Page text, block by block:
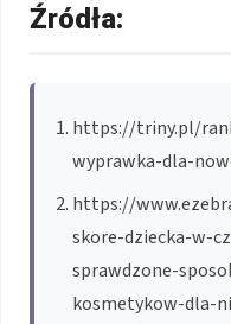
Źródła:
https://triny.pl/
wyprawka-dla-
https://
skore-dziecka-w-
sprawdzone-
kosmetykow-dla-